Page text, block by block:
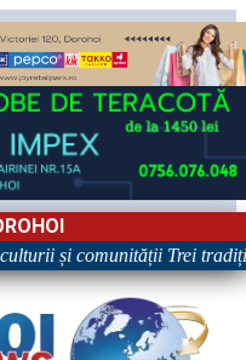
și comunității Trei